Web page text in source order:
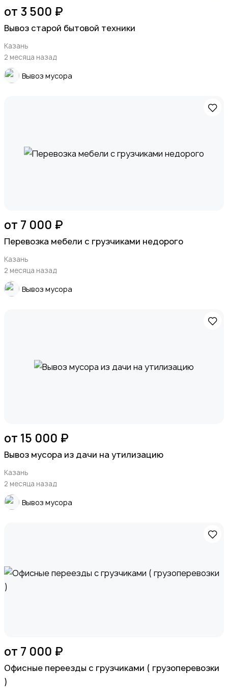
от 3 500 ₽
Вывоз старой бытовой техники
Казань
2 месяца назад
Вывоз мусора
от 7 000 ₽
Перевозка мебели с грузчиками недорого
Казань
2 месяца назад
Вывоз мусора
от 15 000 ₽
Вывоз мусора из дачи на утилизацию
Казань
2 месяца назад
Вывоз мусора
от 7 000 ₽
Офисные переезды с грузчиками ( грузоперевозки
)